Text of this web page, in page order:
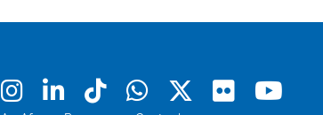
Facebook
Instagram
LinkedinTiktokWhatsapp
X Flickr